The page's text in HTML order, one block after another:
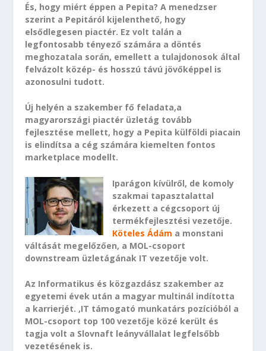
És, hogy miért éppen a Pepita? A menedzser
szerint a Pepitáról kijelenthető, hogy
elsődlegesen piactér. Ez volt talán a
legfontosabb tényező számára a döntés
meghozatala során, emellett a tulajdonosok által
felvázolt közép- és hosszú távú jövőképpel is
azonosulni tudott.
Új helyén a szakember fő feladata,a
magyarországi piactér üzletág tovább
fejlesztése mellett, hogy a Pepita külföldi piacain
is elindítsa a cég számára kiemelten fontos
marketplace modellt.
Iparágon kívülről, de komoly
szakmai tapasztalattal
érkezett a cégcsoport új
termékfejlesztési vezetője.
Köteles Ádám a monstani
váltását megelőzően, a MOL-csoport
downstream üzletágának IT vezetője volt.
Az Informatikus és közgazdász szakember az
egyetemi évek után a magyar multinál indította
a karrierjét. ,IT támogató munkatárs pozícióból a
MOL-csoport top 100 vezetője közé került és
tagja volt a Slovnaft leányvállalat legfelsőbb
vezetésének is.